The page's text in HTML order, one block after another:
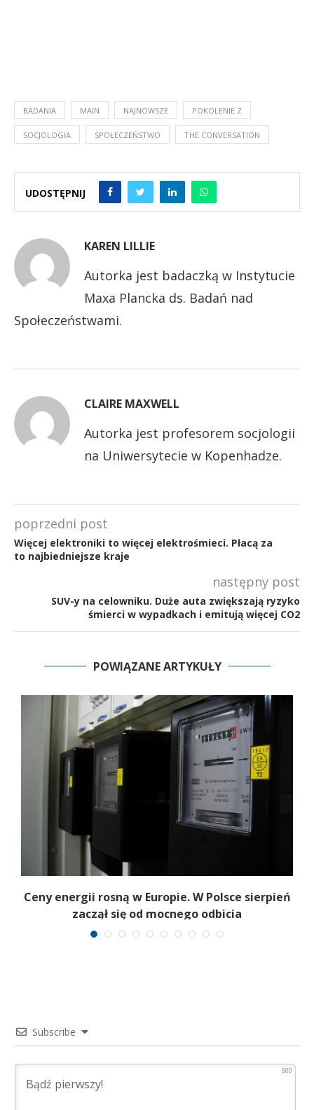
BADANIA MAIN NAJNOWSZE POKOLENIE Z
SOCJOLOGIA SPOŁECZEŃSTWO THE CONVERSATION
UDOSTĘPNIJ
KAREN LILLIE
Autorka jest badaczką w Instytucie
Maxa Plancka ds. Badań nad
Społeczeństwami.
CLAIRE MAXWELL
Autorka jest profesorem socjologii
na Uniwersytecie w Kopenhadze.
poprzedni post
Więcej elektroniki to więcej elektrośmieci. Płacą za
to najbiedniejsze kraje
następny post
SUV-y na celowniku. Duże auta zwiększają ryzyko
śmierci w wypadkach i emitują więcej CO2
POWIĄZANE ARTYKUŁY
Ceny energii rosną w Europie. W Polsce sierpień
zaczął się od mocnego odbicia
Subscribe
500